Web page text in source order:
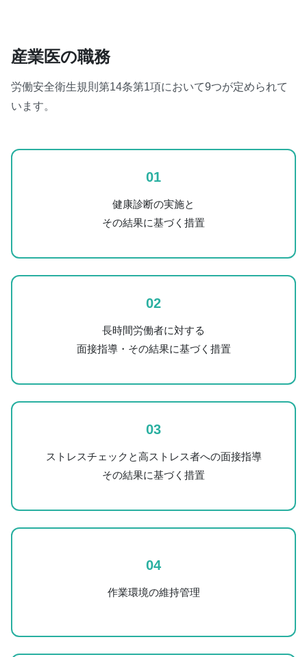
産業医の職務
労働安全衛生規則第14条第1項において9つが定められて
います。
01
健康診断の実施と
その結果に基づく措置
02
長時間労働者に対する
面接指導・その結果に基づく措置
03
ストレスチェックと高ストレス者への面接指導
その結果に基づく措置
04
作業環境の維持管理